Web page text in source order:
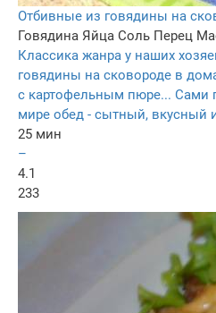
Отбивные из говядины на
Говядина Яйца Соль Перец
Классика жанра у наших
говядины на сковороде в
с картофельным пюре... Сами
мире обед - сытный, вкусный
25 мин
–
4.1
233